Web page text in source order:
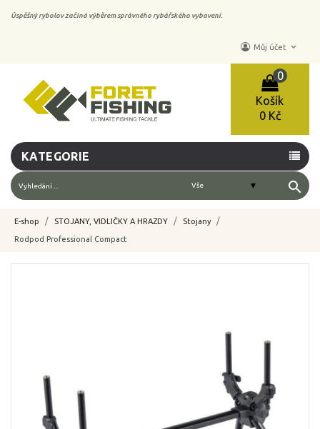
Úspěšný rybolov začíná výběrem správného rybářského vybavení.
Můj účet keyboard_arrow_down
Košík
0
0 Kč
KATEGORIE
search
E-shop STOJANY, VIDLIČKY A HRAZDY Stojany
Rodpod Professional Compact